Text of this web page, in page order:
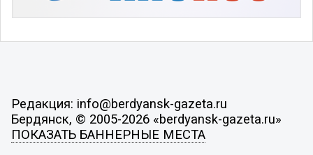
Редакция: info@berdyansk-gazeta.ru
Бердянск, © 2005-2026 «berdyansk-gazeta.ru»
ПОКАЗАТЬ БАННЕРНЫЕ МЕСТА